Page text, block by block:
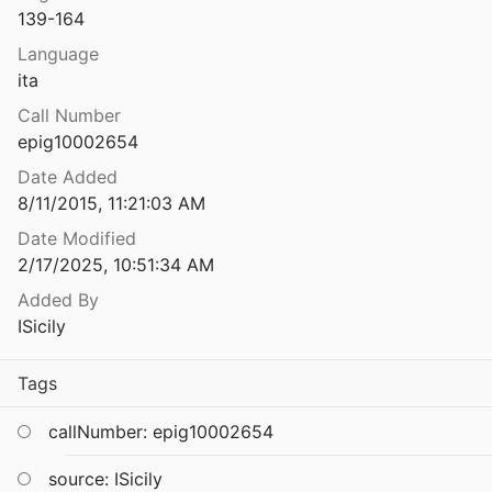
Entella
1996
Solusapre
di ceramica con graffiti da Segesta
139-164
Language
ita
Call Number
epig10002654
Date Added
8/11/2015, 11:21:03 AM
Date Modified
2/17/2025, 10:51:34 AM
Added By
ISicily
Tags
callNumber: epig10002654
source: ISicily